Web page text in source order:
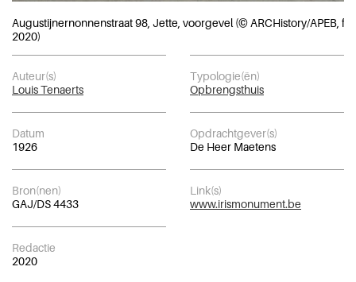
Augustijnernonnenstraat 98, Jette, voorgevel (© ARCHistory/APEB,
2020)
Auteur(s)
Louis Tenaerts
Typologie(ën)
Opbrengsthuis
Datum
1926
Opdrachtgever(s)
De Heer Maetens
Bron(nen)
GAJ/DS 4433
Link(s)
www.irismonument.be
Redactie
2020